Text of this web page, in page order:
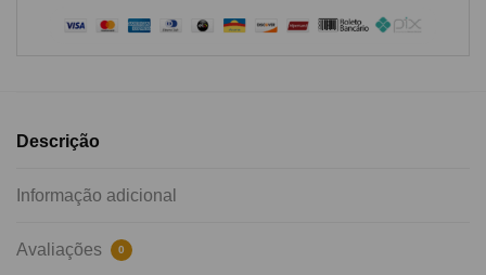
Descrição
Informação adicional
Avaliações 0